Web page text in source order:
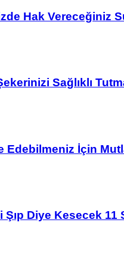
Hak Vereceğiniz
Sağlıklı
Edebilmeniz İçin
Diye Kesecek 11